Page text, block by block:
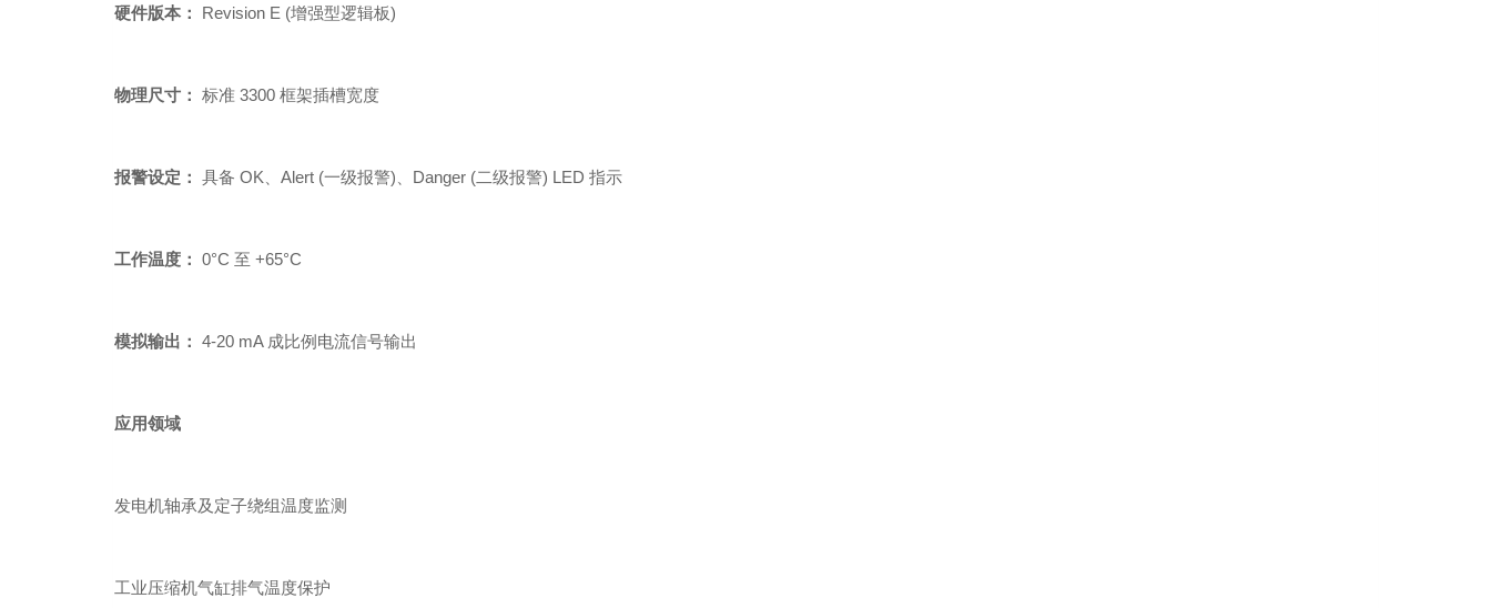
硬件版本： Revision E (增强型逻辑板)
物理尺寸： 标准 3300 框架插槽宽度
报警设定： 具备 OK、Alert (一级报警)、Danger (二级报警) LED 指示
工作温度： 0°C 至 +65°C
模拟输出： 4-20 mA 成比例电流信号输出
应用领域
发电机轴承及定子绕组温度监测
工业压缩机气缸排气温度保护